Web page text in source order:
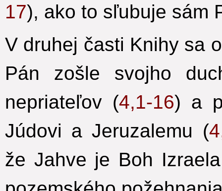
17), ako to sľubuje sám
V druhej časti Knihy sa
Pán zošle svojho
nepriateľov (4,1-16) a
Júdovi a Jeruzalemu (
že Jahve je Boh